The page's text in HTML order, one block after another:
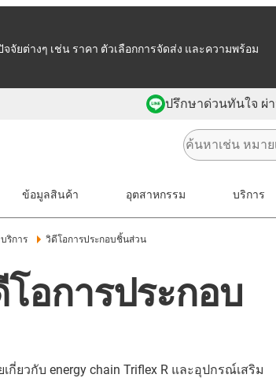
ยต่างๆ เช่น ราคา ตัวเลือกการจัดส่ง และความพร้อม
ปรึกษาด่วนทันใจ ผ่า
ข้อมูลสินค้า อุตสาหกรรม บริการ
บริการ วิดีโอการประกอบชิ้นส่วน
อการประกอบ
วกับ energy chain Triflex R และอุปกรณ์เสริม